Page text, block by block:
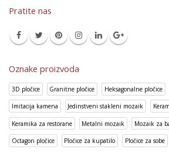
Pratite nas
Oznake proizvoda
3D pločice Granitne pločice Heksagonalne pločice
Imitacija kamena Jedinstveni stakleni mozaik
Keramika za restorane Metalni mozaik Mozaik za
Octagon pločice Pločice za kupatilo Pločice za sobe